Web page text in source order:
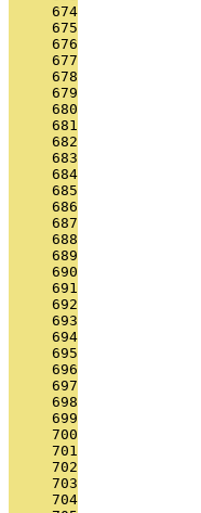
     674
     675
     676
     677
     678
     679
     680
     681
     682
     683
     684
     685
     686
     687
     688
     689
     690
     691
     692
     693
     694
     695
     696
     697
     698
     699
     700
     701
     702
     703
     704